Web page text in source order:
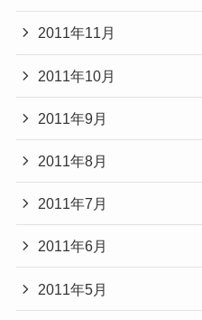
2011年11月
2011年10月
2011年9月
2011年8月
2011年7月
2011年6月
2011年5月